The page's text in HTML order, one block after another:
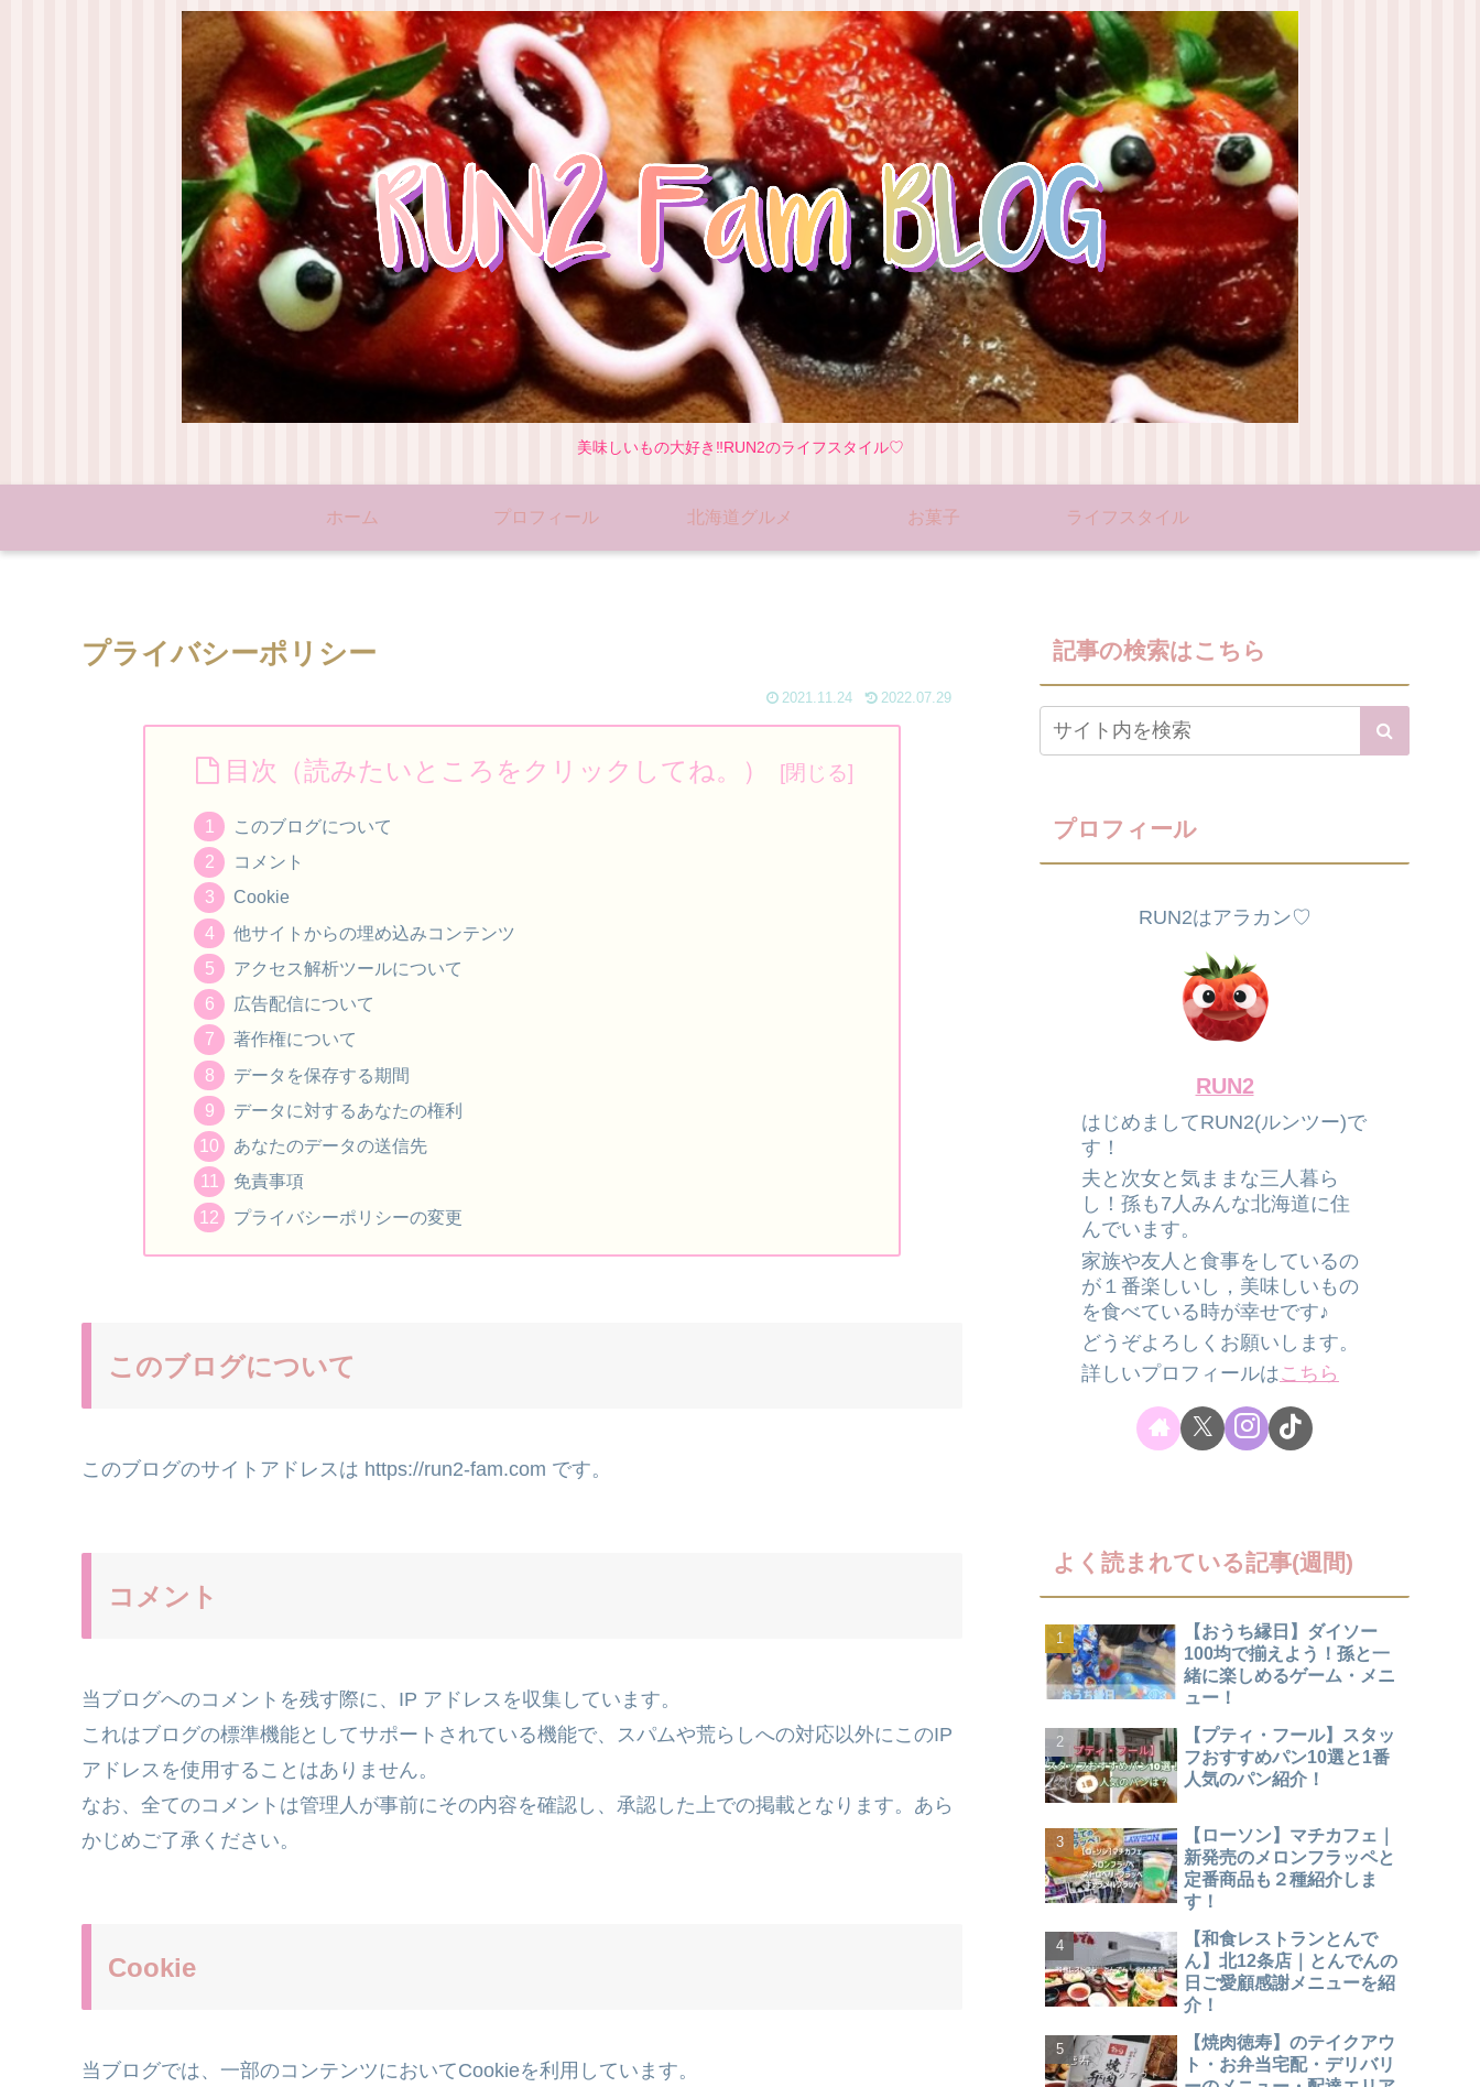
美味しいもの大好き‼RUN2のライフスタイル♡
ホーム プロフィール 北海道グルメ お菓子 ライフスタイル
プライバシーポリシー
2021.11.24 2022.07.29
目次（読みたいところをクリックしてね。）
このブログについて
コメント
Cookie
他サイトからの埋め込みコンテンツ
アクセス解析ツールについて
広告配信について
著作権について
データを保存する期間
データに対するあなたの権利
あなたのデータの送信先
免責事項
プライバシーポリシーの変更
このブログについて
このブログのサイトアドレスは https://run2-fam.com です。
コメント
当ブログへのコメントを残す際に、IP アドレスを収集しています。
これはブログの標準機能としてサポートされている機能で、スパムや荒らしへの対応以外にこのIP
アドレスを使用することはありません。
なお、全てのコメントは管理人が事前にその内容を確認し、承認した上での掲載となります。あら
かじめご了承ください。
Cookie
当ブログでは、一部のコンテンツにおいてCookieを利用しています。
記事の検索はこちら
プロフィール
RUN2はアラカン♡
RUN2
はじめましてRUN2(ルンツー)で
す！
夫と次女と気ままな三人暮ら
し！孫も7人みんな北海道に住
んでいます。
家族や友人と食事をしているの
が１番楽しいし，美味しいもの
を食べている時が幸せです♪
どうぞよろしくお願いします。
詳しいプロフィールはこちら
よく読まれている記事(週間)
【おうち縁日】ダイソー
100均で揃えよう！孫と一
緒に楽しめるゲーム・メニ
ュー！
【プティ・フール】スタッ
フおすすめパン10選と1番
人気のパン紹介！
【ローソン】マチカフェ｜
新発売のメロンフラッペと
定番商品も２種紹介しま
す！
【和食レストランとんで
ん】北12条店｜とんでんの
日ご愛顧感謝メニューを紹
介！
【焼肉徳寿】のテイクアウ
ト・お弁当宅配・デリバリ